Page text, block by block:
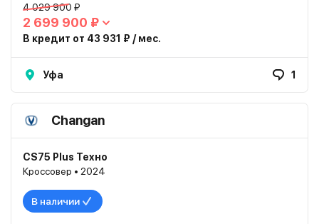
4 029 900 ₽
2 699 900 ₽
В кредит от 43 931 ₽ / мес.
Уфа 1
Changan
CS75 Plus Техно
Кроссовер • 2024
В наличии